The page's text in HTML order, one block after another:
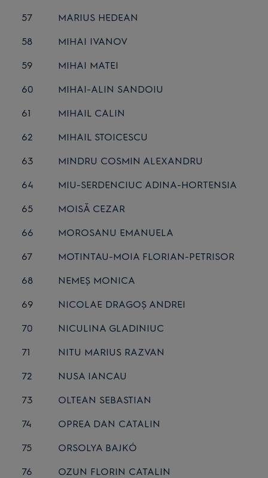
57
MARIUS HEDEAN
58
MIHAI IVANOV
59
MIHAI MATEI
60
MIHAI-ALIN SANDOIU
61
MIHAIL CALIN
62
MIHAIL STOICESCU
63
MINDRU COSMIN ALEXANDRU
64
MIU-SERDENCIUC ADINA-HORTENSIA
65
MOISĂ CEZAR
66
MOROSANU EMANUELA
67
MOTINTAU-MOIA FLORIAN-PETRISOR
68
NEMEȘ MONICA
69
NICOLAE DRAGOȘ ANDREI
70
NICULINA GLADINIUC
71
NITU MARIUS RAZVAN
72
NUSA IANCAU
73
OLTEAN SEBASTIAN
74
OPREA DAN CATALIN
75
ORSOLYA BAJKÓ
76
OZUN FLORIN CATALIN